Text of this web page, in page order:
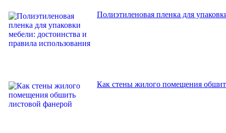
Полиэтиленовая пленка для
Как стены жилого помещения